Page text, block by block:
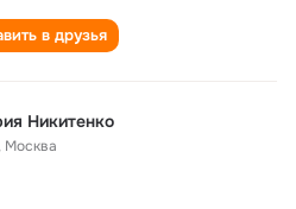
в друзья
Никитенко
, Москва